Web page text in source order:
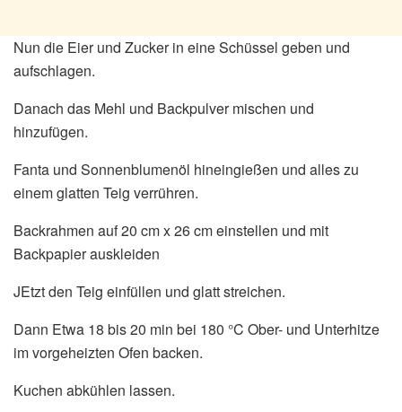
Nun die Eier und Zucker in eine Schüssel geben und
aufschlagen.
Danach das Mehl und Backpulver mischen und
hinzufügen.
Fanta und Sonnenblumenöl hineingießen und alles zu
einem glatten Teig verrühren.
Backrahmen auf 20 cm x 26 cm einstellen und mit
Backpapier auskleiden
JEtzt den Teig einfüllen und glatt streichen.
Dann Etwa 18 bis 20 min bei 180 °C Ober- und Unterhitze
im vorgeheizten Ofen backen.
Kuchen abkühlen lassen.